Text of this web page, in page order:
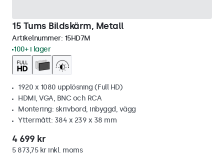
15 Tums Bildskärm, Metall
Artikelnummer: 15HD7M
100+ i lager
1920 x 1080 upplösning (Full HD)
HDMI, VGA, BNC och RCA
Montering: skrivbord, inbyggd, vägg
Yttermått: 384 x 239 x 38 mm
4 699 kr
5 873,75 kr inkl. moms